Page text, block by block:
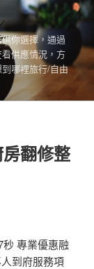
你選擇，通過
供應情況，方
哪裡旅行/自由
翻修整
秒 專業優惠融
到府服務項